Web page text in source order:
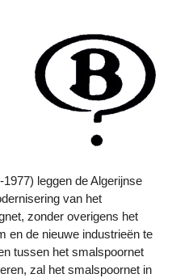
leggen de Algerijnse
van het
zonder overigens het
en de nieuwe industrieën te
tussen het smalspoornet
zal het smalspoornet in